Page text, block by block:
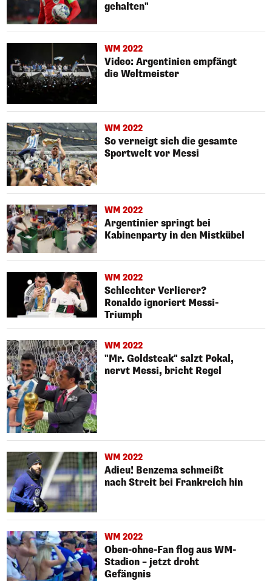
gehalten"
WM 2022
Video: Argentinien empfängt
die Weltmeister
WM 2022
So verneigt sich die gesamte
Sportwelt vor Messi
WM 2022
Argentinier springt bei
Kabinenparty in den Mistkübel
WM 2022
Schlechter Verlierer?
Ronaldo ignoriert Messi-
Triumph
WM 2022
"Mr. Goldsteak" salzt Pokal,
nervt Messi, bricht Regel
WM 2022
Adieu! Benzema schmeißt
nach Streit bei Frankreich hin
WM 2022
Oben-ohne-Fan flog aus WM-
Stadion – jetzt droht
Gefängnis